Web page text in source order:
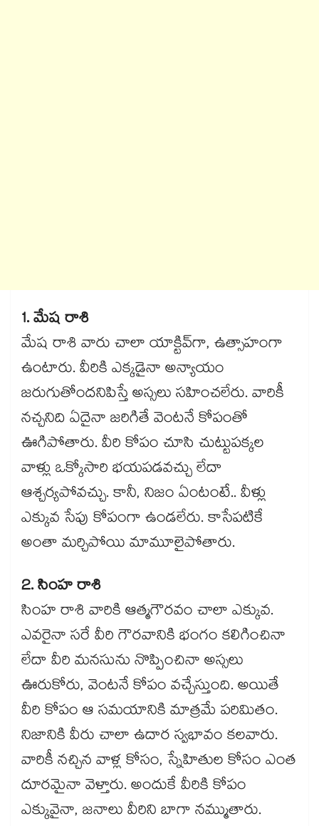
1. మేష రాశి
మేష రాశి వారు చాలా యాక్టివ్‌గా, ఉత్సాహంగా
ఉంటారు. వీరికి ఎక్కడైనా అన్యాయం
జరుగుతోందనిపిస్తే అస్సలు సహించలేరు. వారికీ
నచ్చనిది ఏదైనా జరిగితే వెంటనే కోపంతో
ఊగిపోతారు. వీరి కోపం చూసి చుట్టుపక్కల
వాళ్లు ఒక్కోసారి భయపడవచ్చు లేదా
ఆశ్చర్యపోవచ్చు. కానీ, నిజం ఏంటంటే.. వీళ్లు
ఎక్కువ సేపు కోపంగా ఉండలేరు. కాసేపటికే
అంతా మర్చిపోయి మామూలైపోతారు.
2. సింహ రాశి
సింహ రాశి వారికి ఆత్మగౌరవం చాలా ఎక్కువ.
ఎవరైనా సరే వీరి గౌరవానికి భంగం కలిగించినా
లేదా వీరి మనసును నొప్పించినా అస్సలు
ఊరుకోరు, వెంటనే కోపం వచ్చేస్తుంది. అయితే
వీరి కోపం ఆ సమయానికి మాత్రమే పరిమితం.
నిజానికి వీరు చాలా ఉదార స్వభావం కలవారు.
వారికీ నచ్చిన వాళ్ల కోసం, స్నేహితుల కోసం ఎంత
దూరమైనా వెళ్తారు. అందుకే వీరికి కోపం
ఎక్కువైనా, జనాలు వీరిని బాగా నమ్ముతారు.